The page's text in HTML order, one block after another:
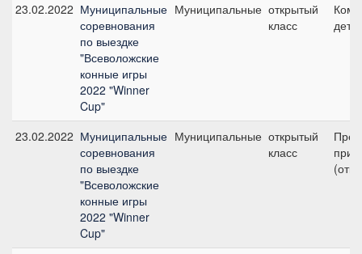
23.02.2022 Муниципальные
соревнования
по выездке
"Всеволожские
конные игры
2022 "Winner
Cup"
Муниципальные открытый
класс
дети
23.02.2022 Муниципальные
соревнования
по выездке
"Всеволожские
конные игры
2022 "Winner
Cup"
Муниципальные открытый
класс